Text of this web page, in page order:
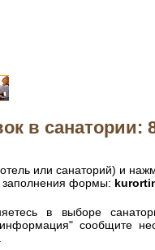
в санатории:
или санаторий) и
заполнения формы:
в выборе
сообщите